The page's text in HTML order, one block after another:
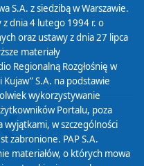
S.A. z siedzibą w Warszawie.
dnia 4 lutego 1994 r. o
oraz ustawy z dnia 27 lipca
materiały
Regionalną Rozgłośnię w
Kujaw” S.A. na podstawie
wykorzystywanie
Portalu, poza
wyjątkami, w szczególności
zabronione. PAP S.A.
materiałów, o których mowa